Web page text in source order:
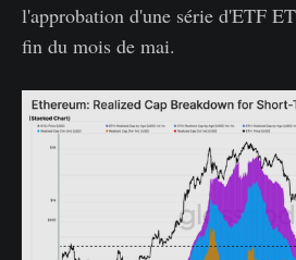
l'approbation d'une série d'ETF
fin du mois de mai.